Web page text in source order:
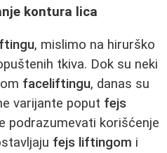
kontura lica
, mislimo na hirurško
tkiva. Dok su neki
faceliftingu, danas su
varijante poput fejs
podrazumevati korišćenje
fejs liftingom i